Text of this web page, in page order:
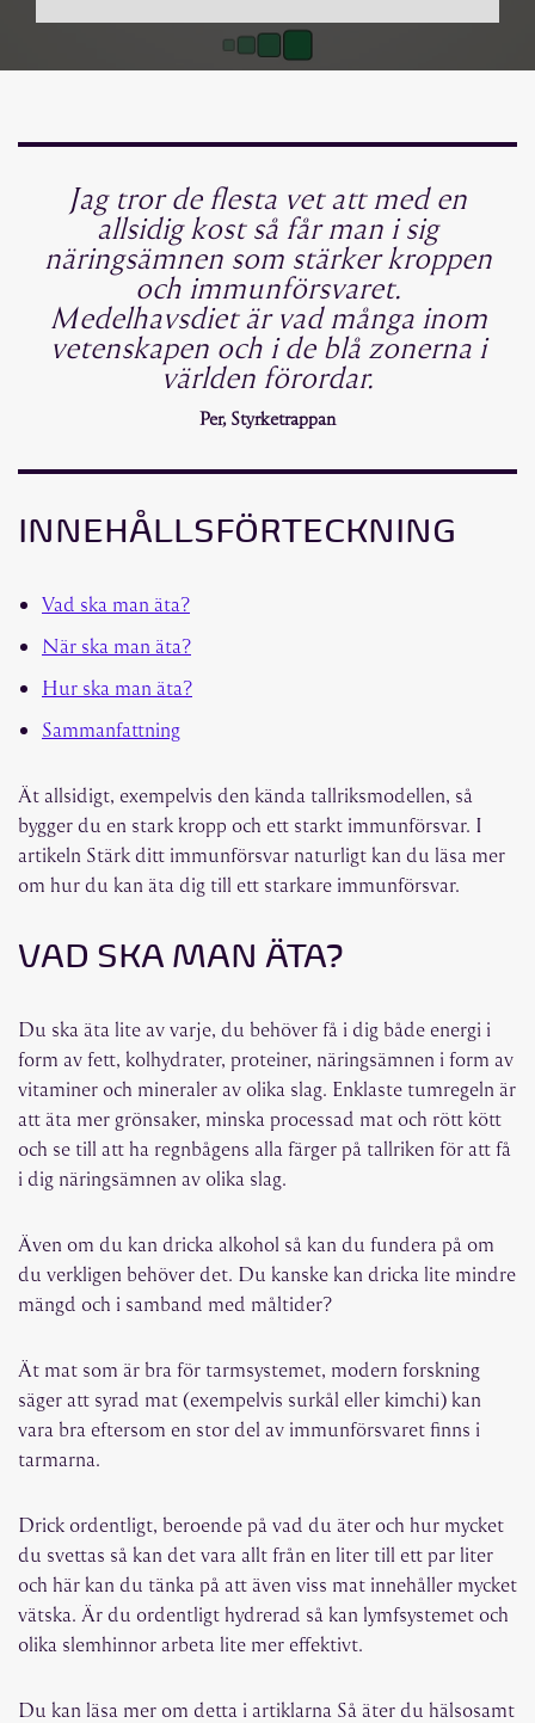
Jag tror de flesta vet att med en
allsidig kost så får man i sig
näringsämnen som stärker kroppen
och immunförsvaret.
Medelhavsdiet är vad många inom
vetenskapen och i de blå zonerna i
världen förordar.
Per, Styrketrappan
INNEHÅLLSFÖRTECKNING
Vad ska man äta?
När ska man äta?
Hur ska man äta?
Sammanfattning
Ät allsidigt, exempelvis den kända tallriksmodellen, så
bygger du en stark kropp och ett starkt immunförsvar. I
artikeln Stärk ditt immunförsvar naturligt kan du läsa mer
om hur du kan äta dig till ett starkare immunförsvar.
VAD SKA MAN ÄTA?
Du ska äta lite av varje, du behöver få i dig både energi i
form av fett, kolhydrater, proteiner, näringsämnen i form av
vitaminer och mineraler av olika slag. Enklaste tumregeln är
att äta mer grönsaker, minska processad mat och rött kött
och se till att ha regnbågens alla färger på tallriken för att få
i dig näringsämnen av olika slag.
Även om du kan dricka alkohol så kan du fundera på om
du verkligen behöver det. Du kanske kan dricka lite mindre
mängd och i samband med måltider?
Ät mat som är bra för tarmsystemet, modern forskning
säger att syrad mat (exempelvis surkål eller kimchi) kan
vara bra eftersom en stor del av immunförsvaret finns i
tarmarna.
Drick ordentligt, beroende på vad du äter och hur mycket
du svettas så kan det vara allt från en liter till ett par liter
och här kan du tänka på att även viss mat innehåller mycket
vätska. Är du ordentligt hydrerad så kan lymfsystemet och
olika slemhinnor arbeta lite mer effektivt.
Du kan läsa mer om detta i artiklarna Så äter du hälsosamt